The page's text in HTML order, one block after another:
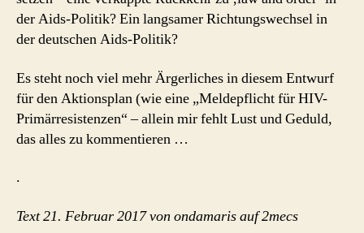
der Aids-Politik? Ein langsamer Richtungswechsel in
der deutschen Aids-Politik?
Es steht noch viel mehr Ärgerliches in diesem Entwurf
für den Aktionsplan (wie eine „Meldepflicht für HIV-
Primärresistenzen“ – allein mir fehlt Lust und Geduld,
das alles zu kommentieren …
.
Text 21. Februar 2017 von ondamaris auf 2mecs